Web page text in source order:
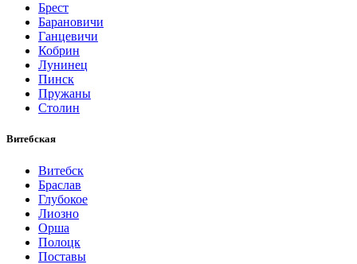
Брест
Барановичи
Ганцевичи
Кобрин
Лунинец
Пинск
Пружаны
Столин
Витебская
Витебск
Браслав
Глубокое
Лиозно
Орша
Полоцк
Поставы